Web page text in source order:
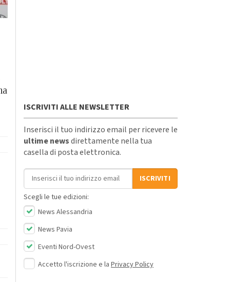
ISCRIVITI ALLE NEWSLETTER
Inserisci il tuo indirizzo email per ricevere le
ultime newsdirettamente nella tua
casella di posta elettronica.
Indirizzo email
ISCRIVITI
Scegli le tue edizioni:
News Alessandria
News Pavia
Eventi Nord-Ovest
Accetto l'iscrizione e la Privacy Policy